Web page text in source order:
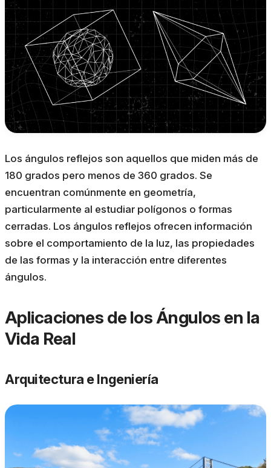
Los ángulos reflejos son aquellos que miden más de
180 grados pero menos de 360 grados. Se
encuentran comúnmente en geometría,
particularmente al estudiar polígonos o formas
cerradas. Los ángulos reflejos ofrecen información
sobre el comportamiento de la luz, las propiedades
de las formas y la interacción entre diferentes
ángulos.
Aplicaciones de los Ángulos en la
Vida Real
Arquitectura e Ingeniería